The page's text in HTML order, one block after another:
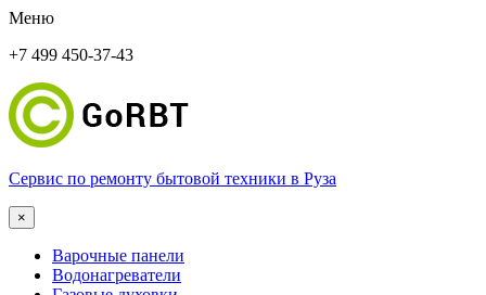
Меню
+7 499 450-37-43
Сервис по ремонту бытовой техники в Руза
×
Варочные панели
Водонагреватели